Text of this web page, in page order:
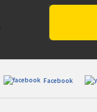
Facebook